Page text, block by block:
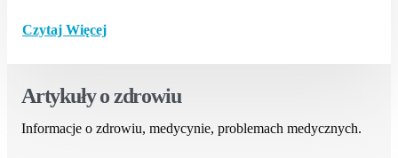
Czytaj Więcej
Artykuły o zdrowiu
Informacje o zdrowiu, medycynie, problemach medycznych.